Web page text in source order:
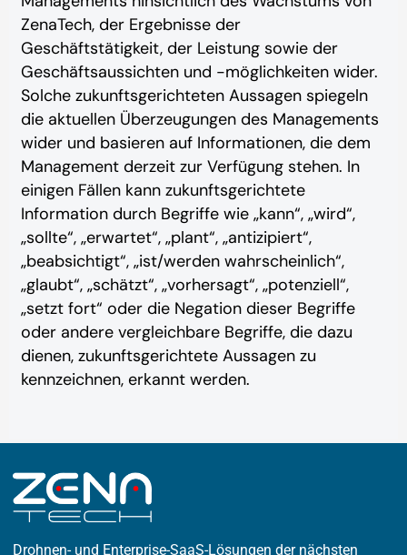
ZenaTech, der Ergebnisse der
Geschäftstätigkeit, der Leistung sowie der
Geschäftsaussichten und -möglichkeiten wider.
Solche zukunftsgerichteten Aussagen spiegeln
die aktuellen Überzeugungen des Managements
wider und basieren auf Informationen, die dem
Management derzeit zur Verfügung stehen. In
einigen Fällen kann zukunftsgerichtete
Information durch Begriffe wie „kann“, „wird“,
„sollte“, „erwartet“, „plant“, „antizipiert“,
„beabsichtigt“, „ist/werden wahrscheinlich“,
„glaubt“, „schätzt“, „vorhersagt“, „potenziell“,
„setzt fort“ oder die Negation dieser Begriffe
oder andere vergleichbare Begriffe, die dazu
dienen, zukunftsgerichtete Aussagen zu
kennzeichnen, erkannt werden.
Drohnen- und Enterprise-SaaS-Lösungen der nächsten